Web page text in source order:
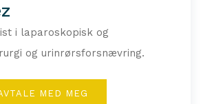
i laparoskopisk og
og urinrørsforsnævring.
MED MEG